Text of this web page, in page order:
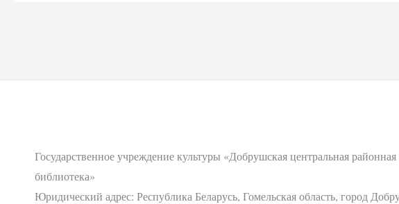
Государственное учреждение культуры «Добрушская центральная районная
библиотека»
Юридический адрес: Республика Беларусь, Гомельская область, город